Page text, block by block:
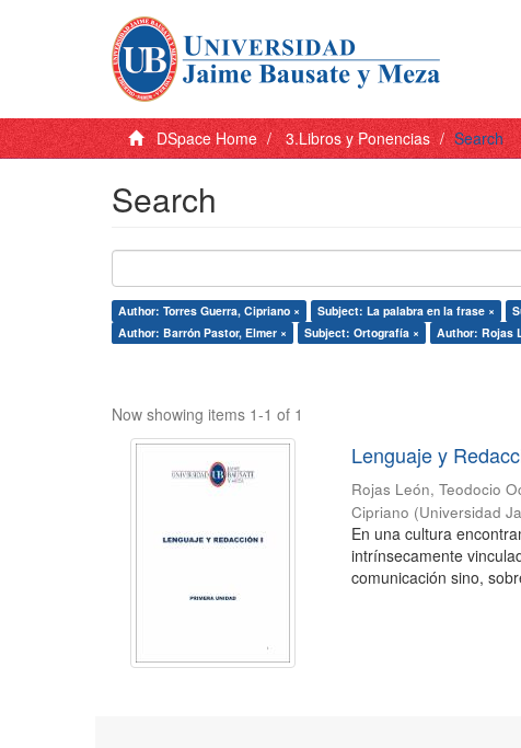
DSpace Home 3.Libros y Ponencias Search
Search
Author: Torres Guerra, Cipriano × Subject: La palabra en la frase ×
Author: Barrón Pastor, Elmer ×
Subject: Ortografía × Author: Rojas
Now showing items 1-1 of 1
Lenguaje y
Rojas León, Teodocio
Cipriano (Universidad
En una cultura
intrínsecamente
comunicación sino,